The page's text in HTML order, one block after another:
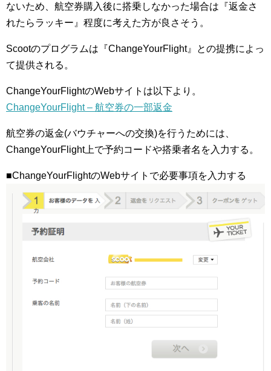
ないため、航空券購入後に搭乗しなかった場合は『返金さ
れたらラッキー』程度に考えた方が良さそう。
Scootのプログラムは『ChangeYourFlight』との提携によっ
て提供される。
ChangeYourFlightのWebサイトは以下より。
ChangeYourFlight – 航空券の一部返金
航空券の返金(バウチャーへの交換)を行うためには、
ChangeYourFlight上で予約コードや搭乗者名を入力する。
■ChangeYourFlightのWebサイトで必要事項を入力する